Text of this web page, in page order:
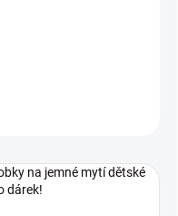
na jemné mytí dětské
dárek!